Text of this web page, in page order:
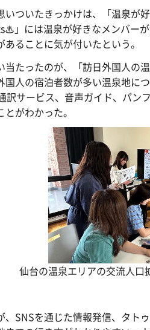
いついたきっかけは、「温泉
には温泉が好きなメンバーが
ることに気が付いたという。
当たったのが、「訪日外国人の
国人の宿泊者数が多い温泉地に
訳サービス、音声ガイド、パ
がわかった。
仙台の温泉エリアの交流人口
、SNSを通じた情報発信、タト